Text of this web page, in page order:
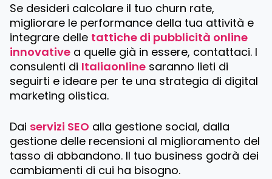
Se desideri calcolare il tuo churn rate,
migliorare le performance della tua attività e
integrare delle tattiche di pubblicità online
innovative a quelle già in essere, contattaci. I
consulenti di Italiaonline saranno lieti di
seguirti e ideare per te una strategia di digital
marketing olistica.
Dai servizi SEO alla gestione social, dalla
gestione delle recensioni al miglioramento del
tasso di abbandono. Il tuo business godrà dei
cambiamenti di cui ha bisogno.